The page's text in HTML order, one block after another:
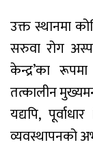
उक्त स्थानमा
सरुवा रोग
केन्द्र’का
तत्कालीन
यद्यपि,
व्यवस्थापनको